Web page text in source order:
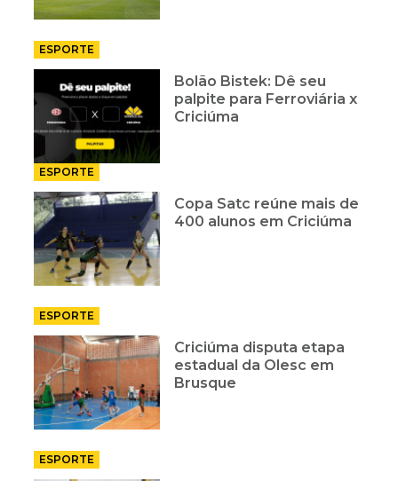
ESPORTE
Bolão Bistek: Dê seu
palpite para Ferroviária x
Criciúma
ESPORTE
Copa Satc reúne mais de
400 alunos em Criciúma
ESPORTE
Criciúma disputa etapa
estadual da Olesc em
Brusque
ESPORTE